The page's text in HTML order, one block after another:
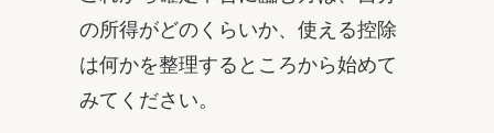
の所得がどのくらいか、使える控除
は何かを整理するところから始めて
みてください。